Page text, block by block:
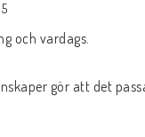
och vardags.
gör att det